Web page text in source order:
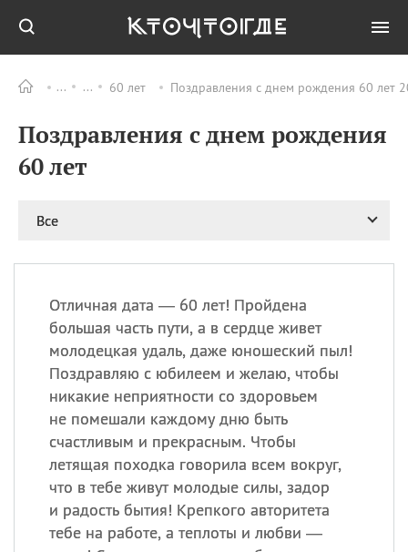
60 лет Поздравления с днем рождения 60 лет
Поздравления с днем рождения
60 лет
Все
Отличная дата — 60 лет! Пройдена
большая часть пути, а в сердце живет
молодецкая удаль, даже юношеский пыл!
Поздравляю с юбилеем и желаю, чтобы
никакие неприятности со здоровьем
не помешали каждому дню быть
счастливым и прекрасным. Чтобы
летящая походка говорила всем вокруг,
что в тебе живут молодые силы, задор
и радость бытия! Крепкого авторитета
тебе на работе, а теплоты и любви —
ПРАЗДНИКИ Все
08.08 День «Счастье
случается» (Happiness
великомученика
покровителя всех
врачей и целителя
больных
09.08
День книголюбов (Book
Lovers Day)
ИМЕНА
Сегодня празднуют именины
Александр,Макар